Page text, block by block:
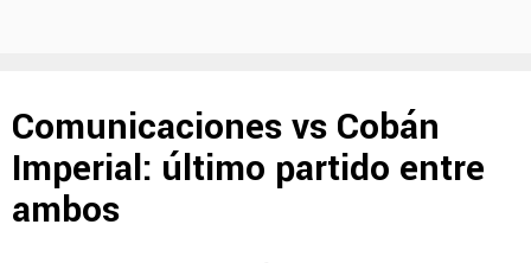
Comunicaciones vs Cobán
Imperial: último partido entre
ambos